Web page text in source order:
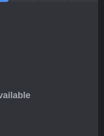
a narrativa do